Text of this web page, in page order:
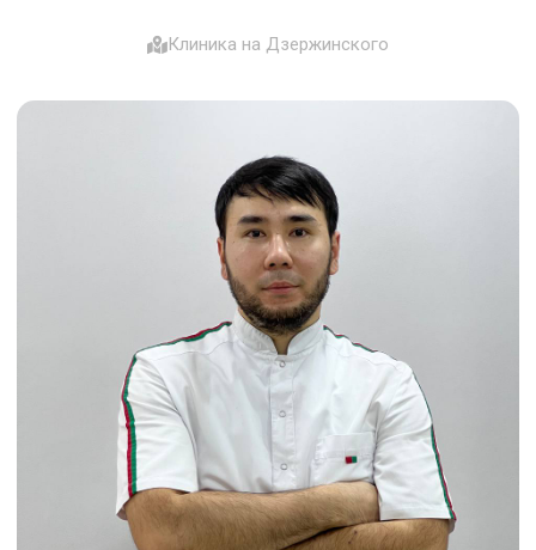
Клиника на Дзержинского